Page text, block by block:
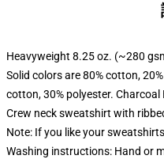
Heavyweight 8.25 oz. (~280
Solid colors are 80% cotton,
cotton, 30% polyester.
Crew neck sweatshirt with
Note: If you like your
Washing instructions: Hand or